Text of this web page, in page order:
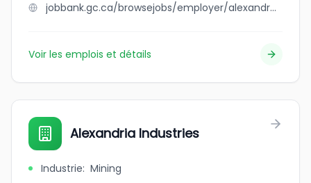
jobbank.gc.ca/browsejobs/employer/alexandre+tardif/ca
Voir les emplois et détails
Alexandria Industries
Industrie: Mining